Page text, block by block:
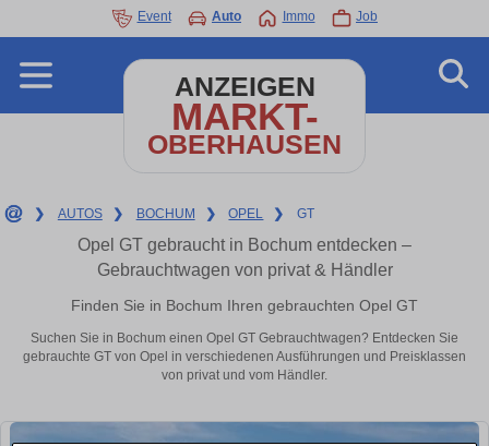
Event Auto Immo Job
ANZEIGEN
MARKT-
OBERHAUSEN
❯ AUTOS ❯ BOCHUM ❯ OPEL ❯ GT
Opel GT gebraucht in Bochum entdecken –
Gebrauchtwagen von privat & Händler
Finden Sie in Bochum Ihren gebrauchten Opel GT
Suchen Sie in Bochum einen Opel GT Gebrauchtwagen? Entdecken Sie
gebrauchte GT von Opel in verschiedenen Ausführungen und Preisklassen
von privat und vom Händler.